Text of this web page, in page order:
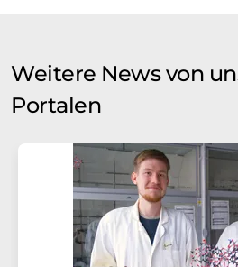
Weitere News von
Portalen